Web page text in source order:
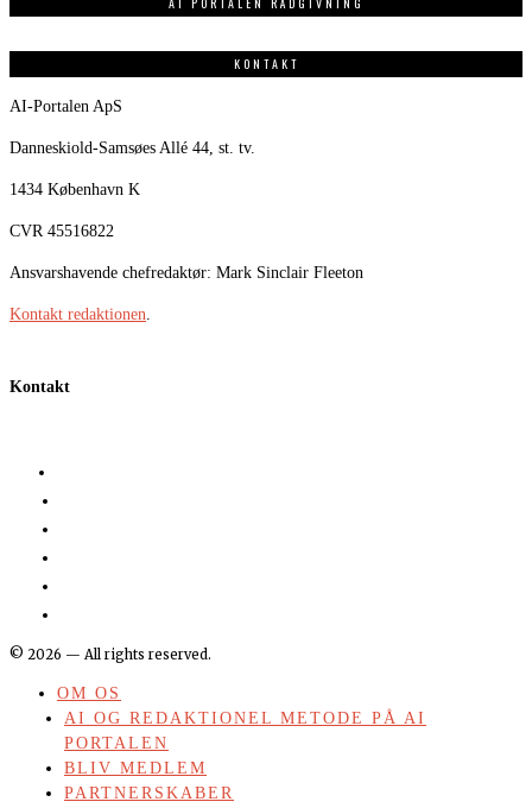
KONTAKT
AI-Portalen ApS
Danneskiold-Samsøes Allé 44, st. tv.
1434 København K
CVR 45516822
Ansvarshavende chefredaktør: Mark Sinclair Fleeton
Kontakt redaktionen.
Kontakt
© 2026 — All rights reserved.
OM OS
AI OG REDAKTIONEL METODE PÅ AI
PORTALEN
BLIV MEDLEM
PARTNERSKABER